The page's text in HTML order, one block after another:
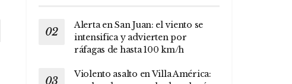
Alerta en San Juan: el viento se
intensifica y advierten por
ráfagas de hasta 100 km/h
Violento asalto en Villa América: